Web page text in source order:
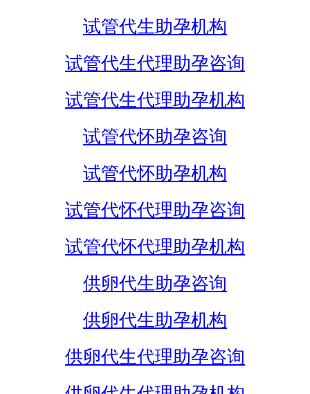
试管代生助孕机构
试管代生代理助孕咨询
试管代生代理助孕机构
试管代怀助孕咨询
试管代怀助孕机构
试管代怀代理助孕咨询
试管代怀代理助孕机构
供卵代生助孕咨询
供卵代生助孕机构
供卵代生代理助孕咨询